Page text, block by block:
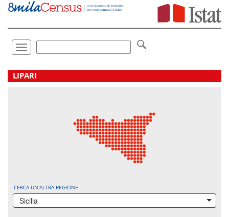
Vai
direttamente
Toggle
navigation
LIPARI
CERCA UN'ALTRA REGIONE
Sicilia